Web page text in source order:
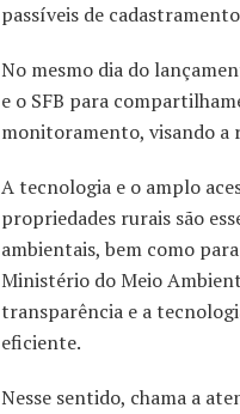
passíveis de
No mesmo dia do
e o SFB para
monitoramento, visando a
A tecnologia e o amplo
propriedades rurais são
ambientais, bem como
Ministério do Meio
transparência e a
eficiente.
Nesse sentido, chama a